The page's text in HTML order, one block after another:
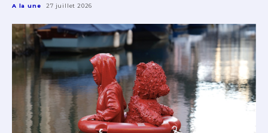
A la une 27 juillet 2026